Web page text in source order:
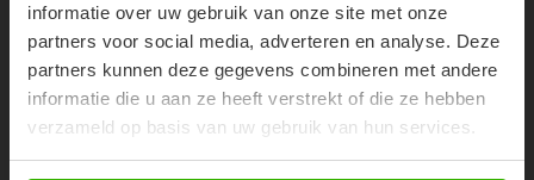
informatie over uw gebruik van onze site met onze
partners voor social media, adverteren en analyse. Deze
partners kunnen deze gegevens combineren met andere
informatie die u aan ze heeft verstrekt of die ze hebben
verzameld op basis van uw gebruik van hun services.
NANCE BAG - TAUPE
MEXX SUNNIE - ORANJE